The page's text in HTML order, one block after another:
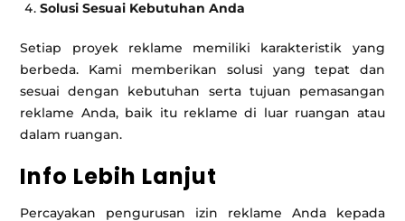
Solusi Sesuai Kebutuhan Anda
Setiap proyek reklame memiliki karakteristik yang
berbeda. Kami memberikan solusi yang tepat dan
sesuai dengan kebutuhan serta tujuan pemasangan
reklame Anda, baik itu reklame di luar ruangan atau
dalam ruangan.
Info Lebih Lanjut
Percayakan pengurusan izin reklame Anda kepada